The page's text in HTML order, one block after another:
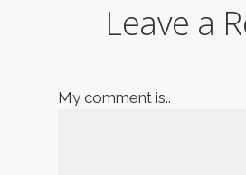
Leave a
My comment is..